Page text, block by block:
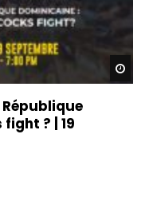
République
? | 19